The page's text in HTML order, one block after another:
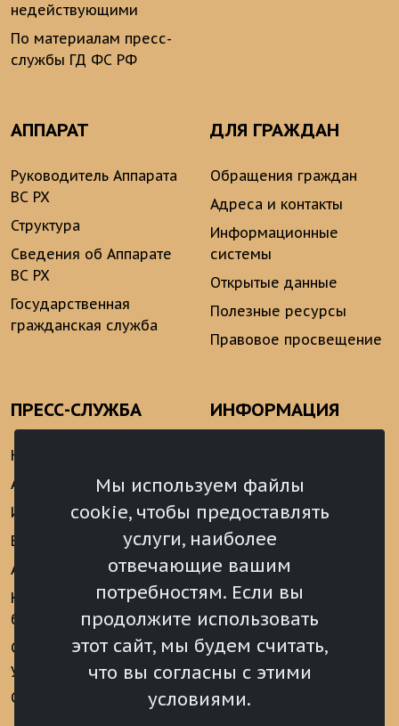
Мы используем файлы
cookie, чтобы предоставлять
услуги, наиболее
отвечающие вашим
потребностям. Если вы
продолжите использовать
этот сайт, мы будем считать,
что вы согласны с этими
условиями.
недействующими
По материалам пресс-
службы ГД ФС РФ
АППАРАТ
Руководитель Аппарата
ВС РХ
Структура
Сведения об Аппарате
ВС РХ
Государственная
гражданская служба
ДЛЯ ГРАЖДАН
Обращения граждан
Адреса и контакты
Информационные
системы
Открытые данные
Полезные ресурсы
Правовое просвещение
ПРЕСС-СЛУЖБА
Новости
Анонсы
Интервью
Видеоматериалы
Аккредитация
Конкурс «Хрустальный
барс»
Сведения о СМИ
учрежденных ВС РХ
Опросы и голосования
ИНФОРМАЦИЯ
аналитические
материалы
Реализация Послания
Президента РФ
Федеральному
Собранию РФ
Местное
самоуправление
Финансы
Награды